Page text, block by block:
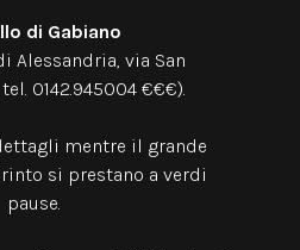
di Gabiano
Alessandria, via San
0142.945004 €€€).
mentre il grande
si prestano a verdi
pause.